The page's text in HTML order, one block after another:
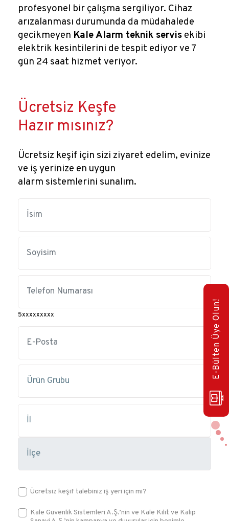
profesyonel bir çalışma sergiliyor. Cihaz
arızalanması durumunda da müdahalede
gecikmeyen Kale Alarm teknik servis ekibi
elektrik kesintilerini de tespit ediyor ve 7
gün 24 saat hizmet veriyor.
Ücretsiz Keşfe
Hazır mısınız?
Ücretsiz keşif için sizi ziyaret edelim, evinize
ve iş yerinize en uygun
alarm sistemlerini sunalım.
5xxxxxxxxx
Ücretsiz keşif talebiniz iş yeri için mi?
Kale Güvenlik Sistemleri A.Ş.’nin ve Kale Kilit ve Kalıp
E-Bülten Üye Olun!